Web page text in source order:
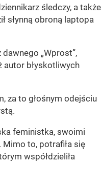
śledczy, a także
słynną obroną laptopa
„Wprost”,
autor błyskotliwych
za to głośnym odejściu
feministka, swoimi
to, potrafiła się
współdzieliła